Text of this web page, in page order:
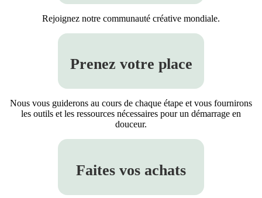
Rejoignez notre communauté créative mondiale.
Prenez votre place
Nous vous guiderons au cours de chaque étape et vous fournirons
les outils et les ressources nécessaires pour un démarrage en
douceur.
Faites vos achats